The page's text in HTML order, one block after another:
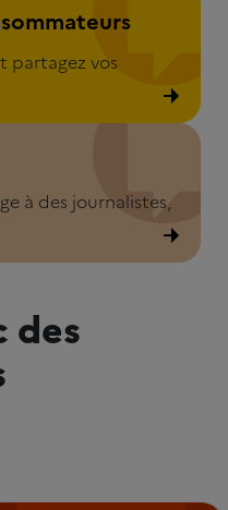
partagez vos
à des journalistes,
des